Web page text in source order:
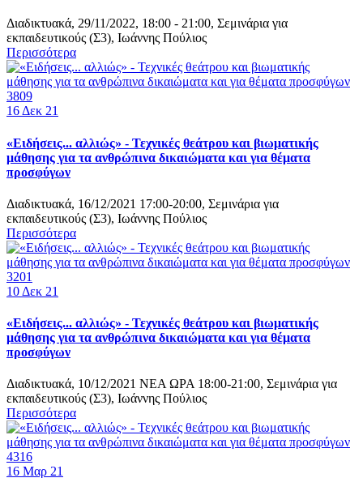
Διαδικτυακά, 29/11/2022, 18:00 - 21:00, Σεμινάρια για
εκπαιδευτικούς (Σ3), Ιωάννης Πούλιος
Περισσότερα
3809
16 Δεκ 21
«Ειδήσεις... αλλιώς» - Τεχνικές θεάτρου και βιωματικής
μάθησης για τα ανθρώπινα δικαιώματα και για θέματα
προσφύγων
Διαδικτυακά, 16/12/2021 17:00-20:00, Σεμινάρια για
εκπαιδευτικούς (Σ3), Ιωάννης Πούλιος
Περισσότερα
3201
10 Δεκ 21
«Ειδήσεις... αλλιώς» - Τεχνικές θεάτρου και βιωματικής
μάθησης για τα ανθρώπινα δικαιώματα και για θέματα
προσφύγων
Διαδικτυακά, 10/12/2021 ΝΕΑ ΩΡΑ 18:00-21:00, Σεμινάρια για
εκπαιδευτικούς (Σ3), Ιωάννης Πούλιος
Περισσότερα
4316
16 Μαρ 21